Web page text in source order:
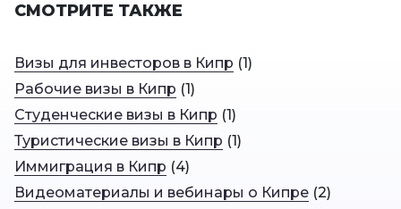
СМОТРИТЕ ТАКЖЕ
Визы для инвесторов в Кипр (1)
Рабочие визы в Кипр (1)
Студенческие визы в Кипр (1)
Туристические визы в Кипр (1)
Иммиграция в Кипр (4)
Видеоматериалы и вебинары о Кипре (2)